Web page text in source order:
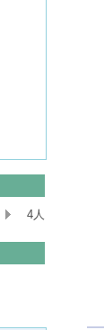
4人